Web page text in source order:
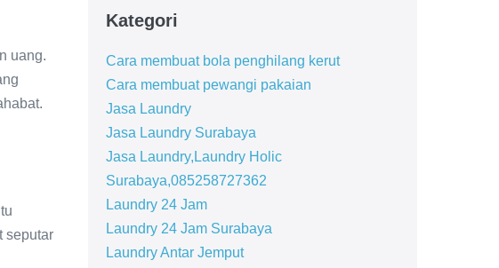
uang.
seputar
Kategori
Cara membuat bola penghilang kerut
Cara membuat pewangi pakaian
Jasa Laundry
Jasa Laundry Surabaya
Jasa Laundry,Laundry Holic
Surabaya,085258727362
Laundry 24 Jam
Laundry 24 Jam Surabaya
Laundry Antar Jemput